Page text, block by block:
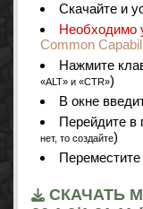
Cкачайте и
Необходимо
Common
Нажмите
«ALT» и «CTR»)
В окне
Перейдите в
нет, то создайте)
СКАЧАТЬ